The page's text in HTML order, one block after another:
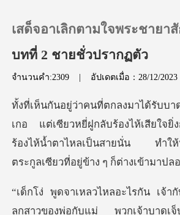
เติมเงิน
ประวัติการอ่าน
ออกจากระบบ
เสด็จอาเลิกตามใจพระชายา
บทที่ 2 ชายชั่วปรากฏตัว
จำนวนคำ:2309 | อัปเดตเมื่อ：28/12/2023
วหยี่ฝูกลับร้องไห้เสียใจ
ร้องไห้น้ำตาไหลเป็นสายน
ลูกสาวของพ่อกับแม่ พวกเจ้าบาด